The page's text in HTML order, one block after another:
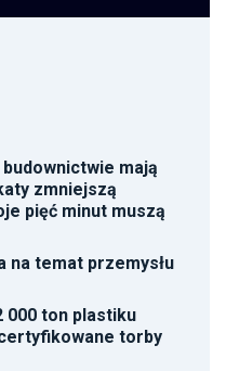
mają
zmniejszą
pięć minut muszą
na temat przemysłu
000 ton plastiku
torby